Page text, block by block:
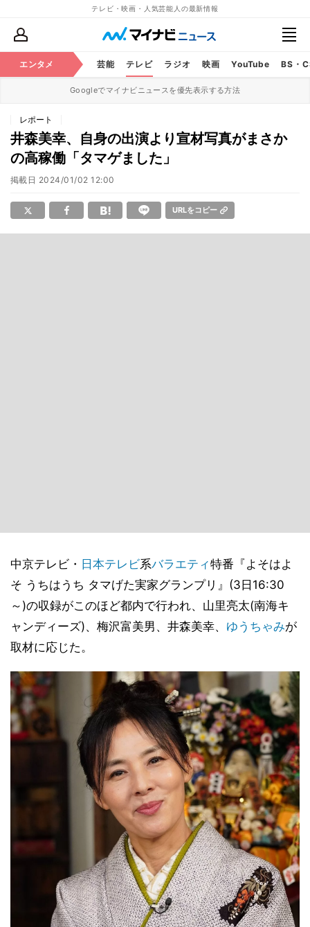
テレビ・映画・人気芸能人の最新情報
エンタメ 芸能 テレビ ラジオ 映画 YouTube BS・
Googleでマイナビニュースを優先表示する方法
レポート
井森美幸、自身の出演より宣材写真がまさか
の高稼働「タマゲました」
掲載日 2024/01/02 12:00
URLをコピー
中京テレビ・ 日本テレビ系バラエティ特番『よそはよ
そ うちはうち タマげた実家グランプリ』(3日16:30
～)の収録がこのほど都内で行われ、山里亮太(南海キ
ャンディーズ)、梅沢富美男、井森美幸、 ゆうちゃみが
取材に応じた。